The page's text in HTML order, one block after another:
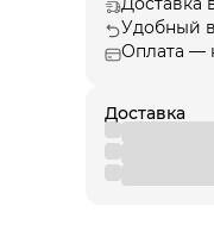
Удобный
Оплата —
Доставка